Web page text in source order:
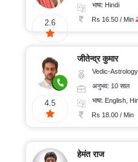
2.6
भाषा: Hindi
Rs 16.50 / Min
4.5
जीतेन्द्र कुमार
Vedic-Astrology,
अनुभव: 10 साल
भाषा: English,
Rs 18.00 / Min
हेमंत राज